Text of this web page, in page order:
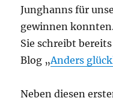
Junghanns für
gewinnen
Sie schreibt
Blog „Anders
Neben diesen